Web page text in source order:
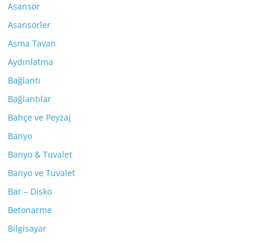
Asansör
Asansörler
Asma Tavan
Aydınlatma
Bağlantı
Bağlantılar
Bahçe ve Peyzaj
Banyo
Banyo & Tuvalet
Banyo ve Tuvalet
Bar – Disko
Betonarme
Bilgisayar